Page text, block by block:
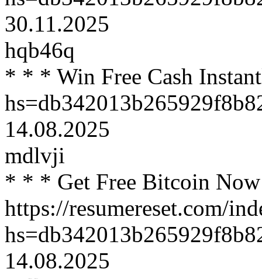
30.11.2025
hqb46q
* * * Win Free Cash
14.08.2025
mdlvji
* * * Get Free Bitcoin
https://resumereset.com/
14.08.2025